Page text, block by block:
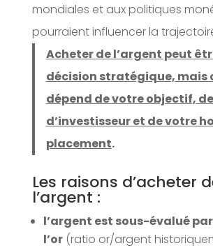
mondiales et aux politiques
pourraient influencer la
Acheter de l’argent peut
décision stratégique, mais
dépend de votre objectif,
d’investisseur et de votre
placement.
Les raisons d’acheter
l’argent :
l’argent est sous-évalué
l’or(ratio or/argent